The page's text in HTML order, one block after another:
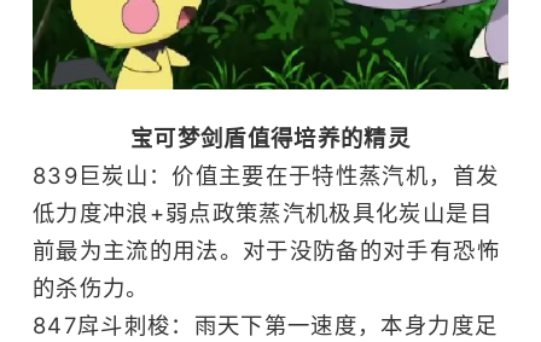
宝可梦剑盾值得培养的精灵
839巨炭山：价值主要在于特性蒸汽机，首发
低力度冲浪+弱点政策蒸汽机极具化炭山是目
前最为主流的用法。对于没防备的对手有恐怖
的杀伤力。
847戽斗刺梭：雨天下第一速度，本身力度足